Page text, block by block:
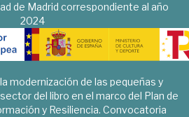
de Madrid correspondiente al año
2024
modernización de las pequeñas y
del libro en el marco del Plan de
y Resiliencia. Convocatoria